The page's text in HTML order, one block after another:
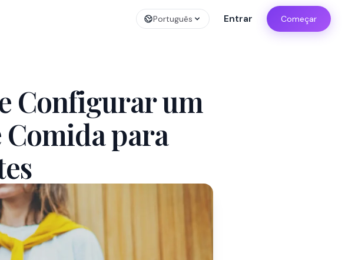
Português Entrar Começar
Configurar um
Comida para